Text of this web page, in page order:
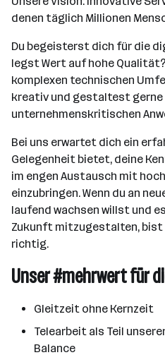
denen täglich Millionen
Du begeisterst dich für die
legst Wert auf hohe
komplexen technischen
kreativ und gestaltest
unternehmenskritischen
Bei uns erwartet dich ein
Gelegenheit bietet, deine
im engen Austausch mit
einzubringen. Wenn du an
laufend wachsen willst und
Zukunft mitzugestalten, bist
richtig.
Unser #mehrwert für
Gleitzeit ohne Kernzeit
Telearbeit als Teil
Balance